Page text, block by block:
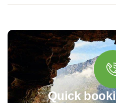
Quick